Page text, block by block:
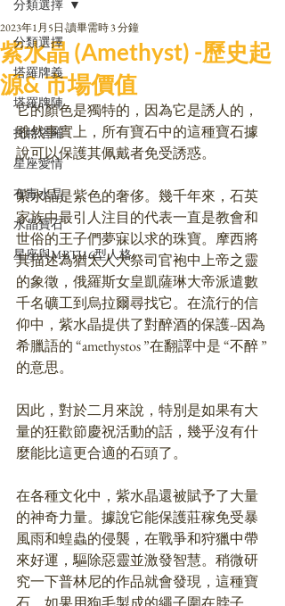
分類選擇
塔羅牌義
塔羅牌陣
托特塔羅
星座愛情
有毒水晶
水晶寶石
星座與MBTI16型人格
分類選擇
紫水晶 (Amethyst) -歷史起
源& 市場價值
2023年1月5日 讀畢需時 3 分鐘
它的顏色是獨特的，因為它是誘人的，
雖然事實上，所有寶石中的這種寶石據
說可以保護其佩戴者免受誘惑。
紫水晶是紫色的奢侈。幾千年來，石英
家族中最引人注目的代表一直是教會和
世俗的王子們夢寐以求的珠寶。摩西將
其描述為猶太人大祭司官袍中上帝之靈
的象徵，俄羅斯女皇凱薩琳大帝派遣數
千名礦工到烏拉爾尋找它。在流行的信
仰中，紫水晶提供了對醉酒的保護--因為
希臘語的 “amethystos ”在翻譯中是 “不醉 ”
的意思。
因此，對於二月來說，特別是如果有大
量的狂歡節慶祝活動的話，幾乎沒有什
麼能比這更合適的石頭了。
在各種文化中，紫水晶還被賦予了大量
的神奇力量。據說它能保護莊稼免受暴
風雨和蝗蟲的侵襲，在戰爭和狩獵中帶
來好運，驅除惡靈並激發智慧。稍微研
究一下普林尼的作品就會發現，這種寶